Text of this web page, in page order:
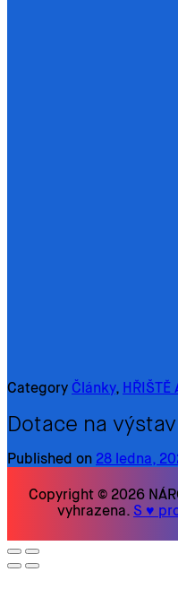
Category Články, HŘIŠTĚ
Dotace na
Published on 28 ledna,
Copyright © 2026
vyhrazena. S ♥